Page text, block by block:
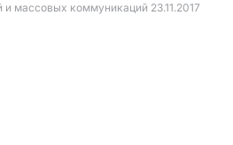
массовых коммуникаций 23.11.2017